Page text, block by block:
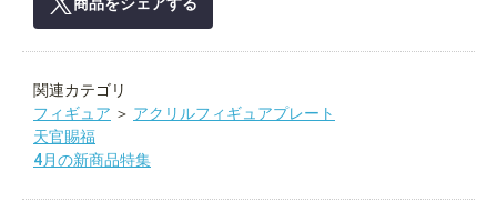
関連カテゴリ
フィギュア ＞ アクリルフィギュアプレート
天官賜福
4月の新商品特集